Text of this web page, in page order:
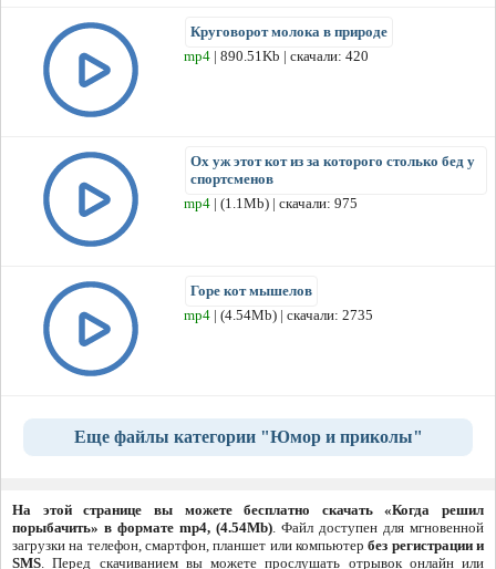
Круговорот молока в природе
mp4 | 890.51Kb | скачали: 420
Ох уж этот кот из за которого столько бед у
спортсменов
mp4 | (1.1Mb) | скачали: 975
Горе кот мышелов
mp4 | (4.54Mb) | скачали: 2735
Еще файлы категории "Юмор и приколы"
На этой странице вы можете бесплатно скачать «Когда решил
порыбачить» в формате mp4, (4.54Mb). Файл доступен для мгновенной
загрузки на телефон, смартфон, планшет или компьютербез регистрации и
SMS. Перед скачиванием вы можете прослушать отрывок онлайн или